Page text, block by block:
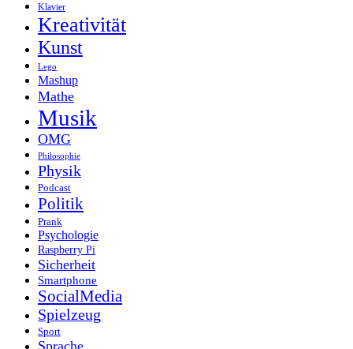
Klavier
Kreativität
Kunst
Lego
Mashup
Mathe
Musik
OMG
Philosophie
Physik
Podcast
Politik
Prank
Psychologie
Raspberry Pi
Sicherheit
Smartphone
SocialMedia
Spielzeug
Sport